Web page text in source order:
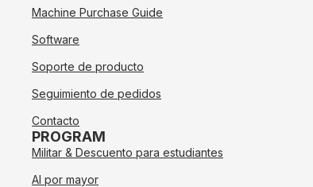
Machine Purchase Guide
Software
Soporte de producto
Seguimiento de pedidos
Contacto
PROGRAM
Militar & Descuento para estudiantes
Al por mayor